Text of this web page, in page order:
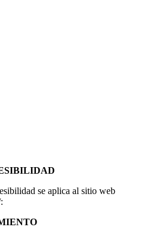
se aplica al sitio web